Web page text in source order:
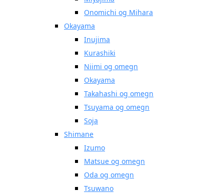
Onomichi og Mihara
Okayama
Inujima
Kurashiki
Niimi og omegn
Okayama
Takahashi og omegn
Tsuyama og omegn
Soja
Shimane
Izumo
Matsue og omegn
Oda og omegn
Tsuwano